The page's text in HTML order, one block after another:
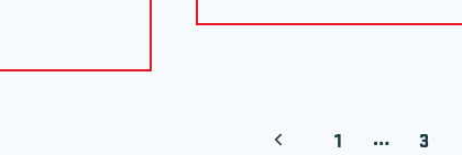
이전 페이지
1 … 3